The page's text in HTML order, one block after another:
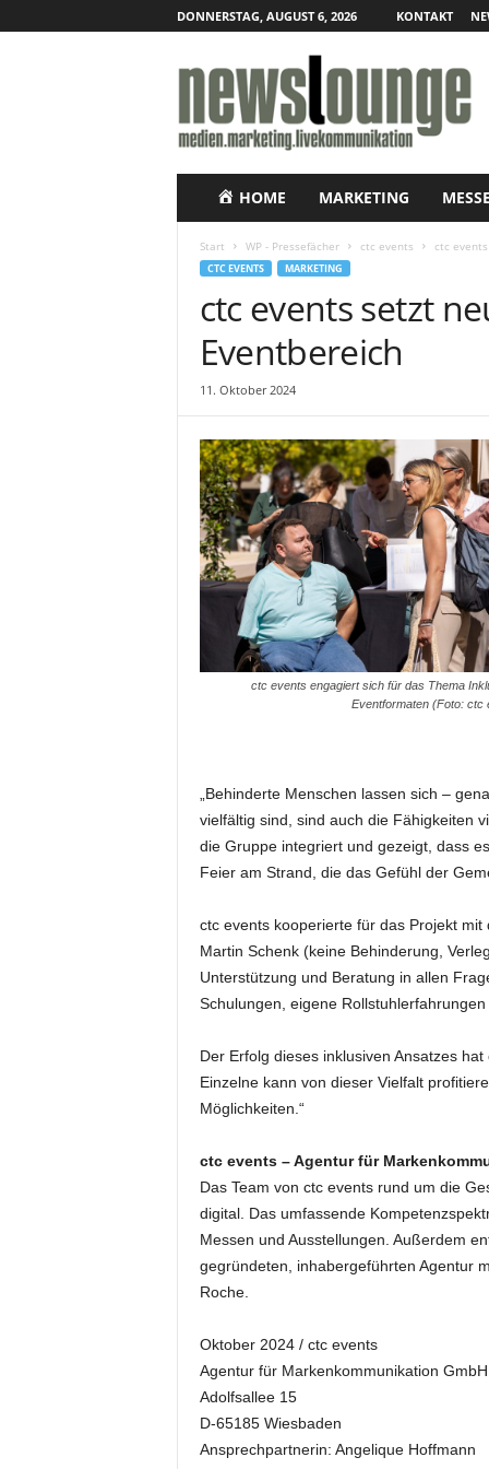
DONNERSTAG, AUGUST 6, 2026 KONTAKT
e
s
e
HOME MARKETING MESSE
Start WP - Pressefächer ctc events ctc
CTC EVENTS MARKETING
ctc events setzt
Eventbereich
11. Oktober 2024
ctc events engagiert sich für das Thema
Eventformaten (Foto: ctc
„Behinderte Menschen lassen sich –
vielfältig sind, sind auch die Fähigkeiten
die Gruppe integriert und gezeigt, dass
Feier am Strand, die das Gefühl der
ctc events kooperierte für das Projekt
Martin Schenk (keine Behinderung,
Unterstützung und Beratung in allen
Schulungen, eigene
Der Erfolg dieses inklusiven Ansatzes
Einzelne kann von dieser Vielfalt
Möglichkeiten.“
ctc events – Agentur für
Das Team von ctc events rund um die
digital. Das umfassende
Messen und Ausstellungen. Außerdem
gegründeten, inhabergeführten Agentur
Roche.
Oktober 2024 / ctc events
Agentur für Markenkommunikation
Adolfsallee 15
D-65185 Wiesbaden
Ansprechpartnerin: Angelique Hoffmann